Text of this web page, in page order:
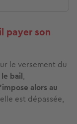
payer son
le versement du
bail,
alors au
est dépassée,